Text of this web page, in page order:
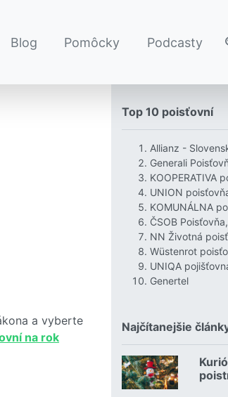
Blog Pomôcky Podcasty
a vyberte
na rok
Top 10 poisťovní
Allianz -
Generali
KOOPERATIVA
UNION
KOMUNÁLNA
ČSOB
NN Životná
Wüstenrot
UNIQA
Genertel
Najčítanejšie